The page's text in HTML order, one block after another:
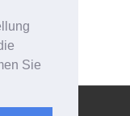
Sie
Büro - mehr